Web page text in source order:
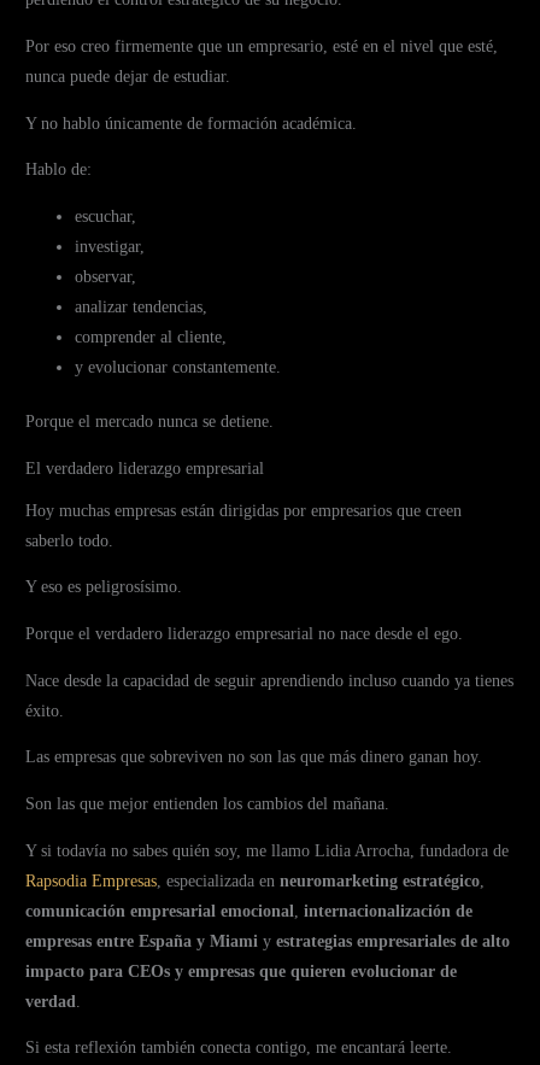
Por eso creo firmemente que un empresario, esté en el nivel que esté,
nunca puede dejar de estudiar.
Y no hablo únicamente de formación académica.
Hablo de:
escuchar,
investigar,
observar,
analizar tendencias,
comprender al cliente,
y evolucionar constantemente.
Porque el mercado nunca se detiene.
El verdadero liderazgo empresarial
Hoy muchas empresas están dirigidas por empresarios que creen
saberlo todo.
Y eso es peligrosísimo.
Porque el verdadero liderazgo empresarial no nace desde el ego.
Nace desde la capacidad de seguir aprendiendo incluso cuando ya tienes
éxito.
Las empresas que sobreviven no son las que más dinero ganan hoy.
Son las que mejor entienden los cambios del mañana.
Y si todavía no sabes quién soy, me llamo Lidia Arrocha, fundadora de
Rapsodia Empresas , especializada enneuromarketing estratégico
comunicación empresarial emocional ,internacionalización de
empresas entre España y Miami yestrategias empresariales de alto
impacto para CEOs y empresas que quieren evolucionar de
verdad
Si esta reflexión también conecta contigo, me encantará leerte.